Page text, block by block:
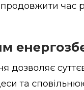
час
дозволяє
та